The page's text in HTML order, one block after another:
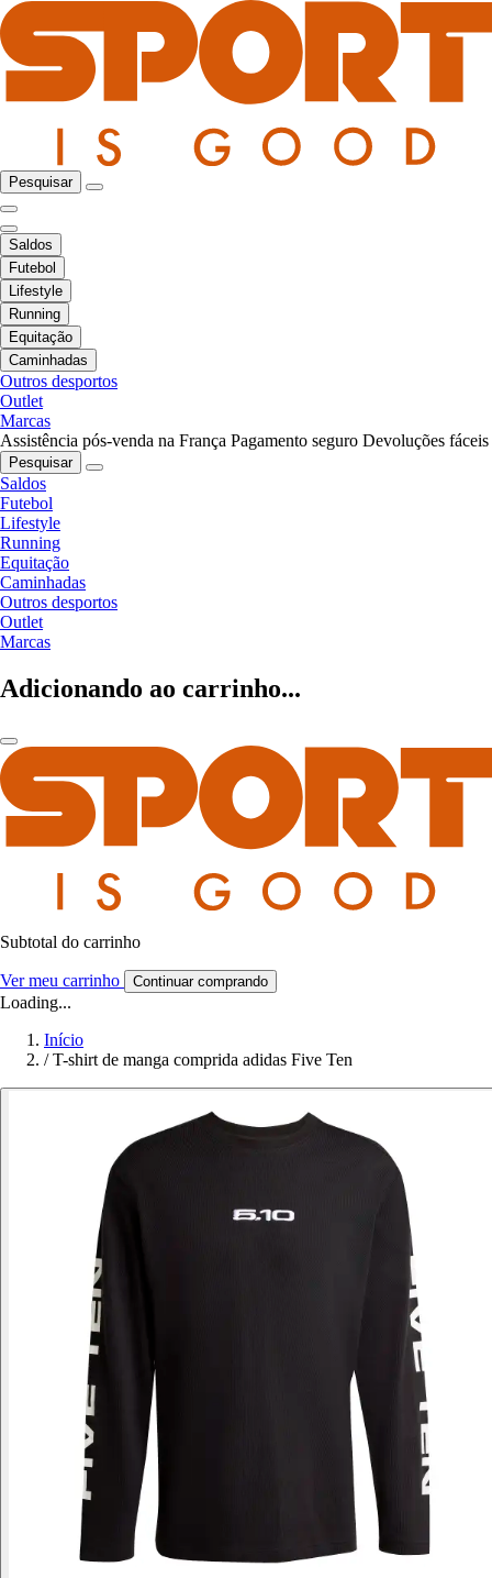
Pesquisar
Saldos
Futebol
Lifestyle
Running
Equitação
Caminhadas
Outros desportos
Outlet
Marcas
Assistência pós-venda na França Pagamento seguro Devoluções fáceis
Pesquisar
Saldos
Futebol
Lifestyle
Running
Equitação
Caminhadas
Outros desportos
Outlet
Marcas
Adicionando ao carrinho...
Subtotal do carrinho
Ver meu carrinho Continuar comprando
Loading...
Início
/ T-shirt de manga comprida adidas Five Ten